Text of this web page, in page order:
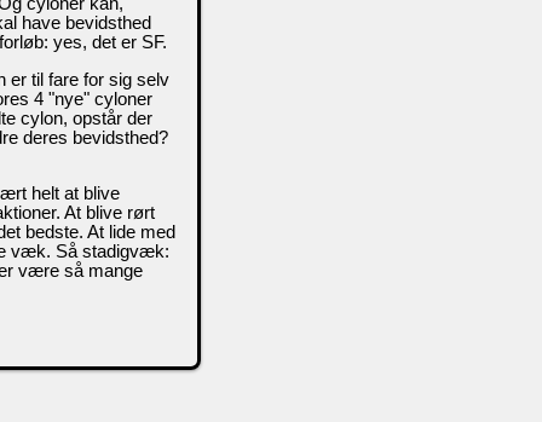
have bevidsthed
yes, det er SF.
er til fare for sig selv
4 "nye" cyloner
cylon, opstår der
deres bevidsthed?
helt at blive
At blive rørt
bedste. At lide med
væk. Så stadigvæk:
være så mange